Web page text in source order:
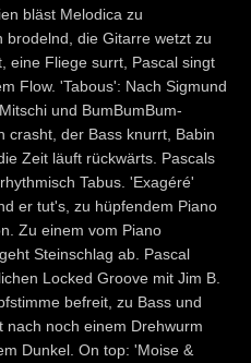
bläst Melo­dica zu
brodelnd, die Gitarre wetzt zu
eine Fliege surrt, Pascal singt
Flow. 'Ta­bous': Nach Sigmund
und BumBumBum-
crasht, der Bass knurrt, Babin
Zeit läuft rückwärts. Pascals
Tabus. 'Exagéré'
er tut's, zu hüpfendem Piano
Zu einem vom Piano
Steinschlag ab. Pas­cal
Locked Groove mit Jim B.
befreit, zu Bass und
noch einem Drehwurm
Dunkel. On top: 'Moise &